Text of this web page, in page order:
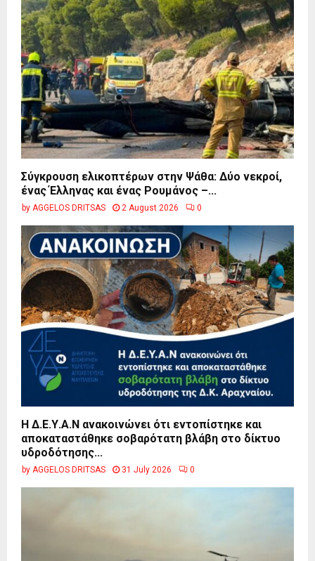
Σύγκρουση ελικοπτέρων στην Ψάθα: Δύο νεκροί,
ένας Έλληνας και ένας Ρουμάνος –...
by AGGELOS DRITSAS 2 August 2026 0
Η Δ.Ε.Υ.Α.Ν ανακοινώνει ότι εντοπίστηκε και
αποκαταστάθηκε σοβαρότατη βλάβη στο δίκτυο
υδροδότησης...
by AGGELOS DRITSAS 31 July 2026 0